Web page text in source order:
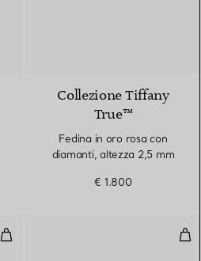
Collezione Tiffany
True™
Fedina in oro rosa con
diamanti, altezza 2,5 mm
€ 1.800
Anello in oro giallo con diamanti